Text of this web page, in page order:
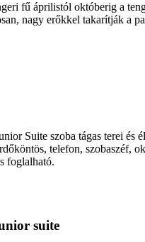
fű áprilistól októberig a
nagy erőkkel takarítják a
Suite szoba tágas terei
telefon, szobaszéf,
foglalható.
suite